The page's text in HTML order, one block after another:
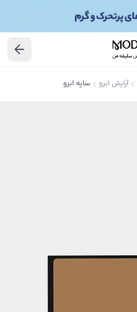
آرایش ابرو سایه ابرو